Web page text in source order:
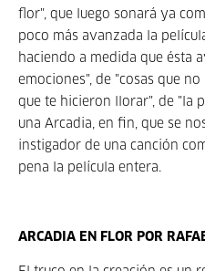
flor", que luego sonará ya
poco más avanzada la
haciendo a medida que ésta
emociones", de "cosas que
que te hicieron llorar", de "la
una Arcadia, en fin, que se
instigador de una canción
pena la película entera.
ARCADIA EN FLOR POR